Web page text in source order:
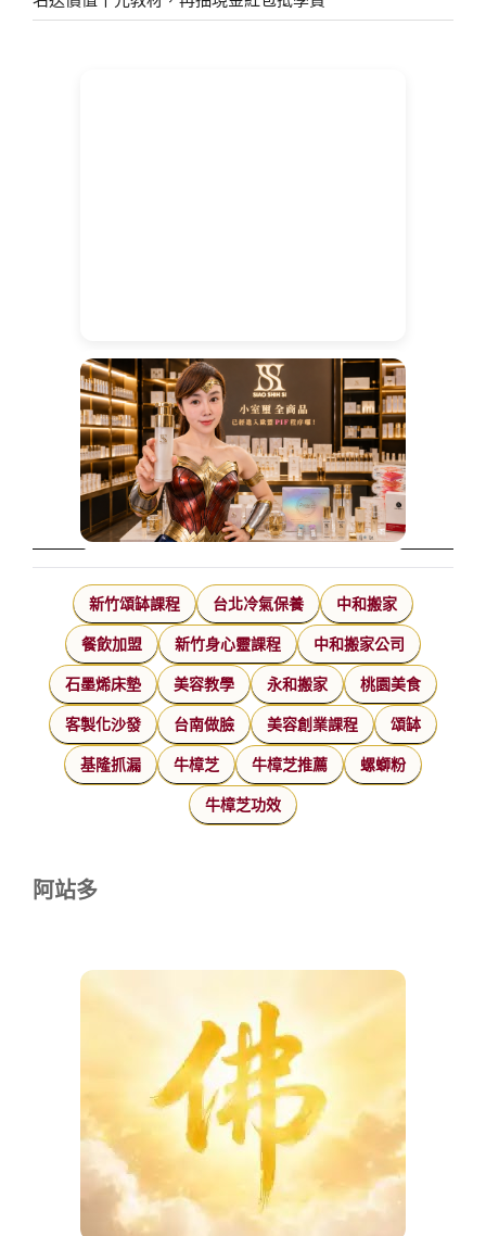
新竹頌缽課程 台北冷氣保養 中和搬家
餐飲加盟 新竹身心靈課程 中和搬家公司
石墨烯床墊 美容教學 永和搬家 桃園美食
客製化沙發 台南做臉 美容創業課程 頌缽
基隆抓漏 牛樟芝 牛樟芝推薦 螺螄粉
牛樟芝功效
阿站多